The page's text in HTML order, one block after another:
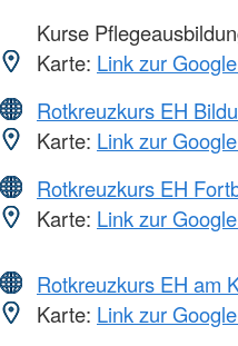
Kurse
Karte: Link zur
Rotkreuzkurs EH
Karte: Link zur
Rotkreuzkurs EH
Karte: Link zur
Rotkreuzkurs EH am
Karte: Link zur